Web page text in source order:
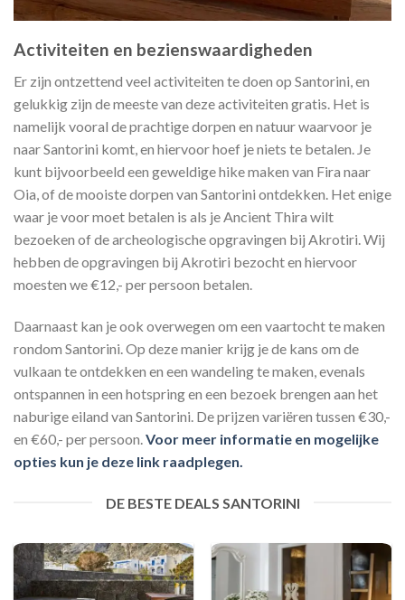
Activiteiten en bezienswaardigheden
Er zijn ontzettend veel activiteiten te doen op Santorini, en
gelukkig zijn de meeste van deze activiteiten gratis. Het is
namelijk vooral de prachtige dorpen en natuur waarvoor je
naar Santorini komt, en hiervoor hoef je niets te betalen. Je
kunt bijvoorbeeld een geweldige hike maken van Fira naar
Oia, of de mooiste dorpen van Santorini ontdekken. Het enige
waar je voor moet betalen is als je Ancient Thira wilt
bezoeken of de archeologische opgravingen bij Akrotiri. Wij
hebben de opgravingen bij Akrotiri bezocht en hiervoor
moesten we €12,- per persoon betalen.
Daarnaast kan je ook overwegen om een vaartocht te maken
rondom Santorini. Op deze manier krijg je de kans om de
vulkaan te ontdekken en een wandeling te maken, evenals
ontspannen in een hotspring en een bezoek brengen aan het
naburige eiland van Santorini. De prijzen variëren tussen €30,-
en €60,- per persoon. Voor meer informatie en mogelijke
opties kun je deze link raadplegen.
DE BESTE DEALS SANTORINI